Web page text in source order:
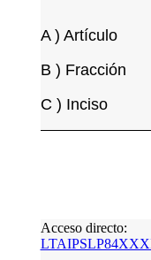
A ) Artículo
B ) Fracción
C ) Inciso
Acceso directo: